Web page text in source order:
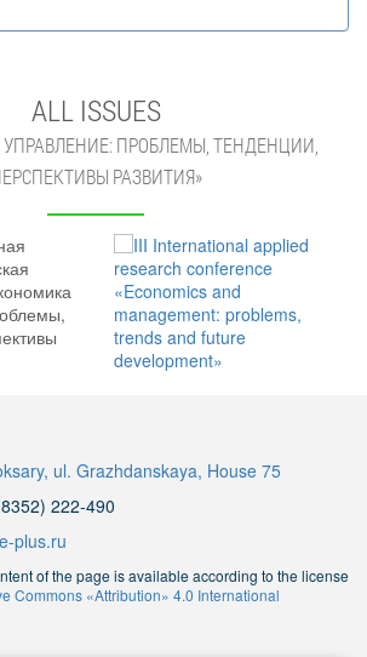
ALL ISSUES
ПРОБЛЕМЫ, ТЕНДЕНЦИИ,
РАЗВИТИЯ»
ul. Grazhdanskaya, House 75
222-490
plus.ru
of the page is available according to the license
Commons «Attribution» 4.0 International